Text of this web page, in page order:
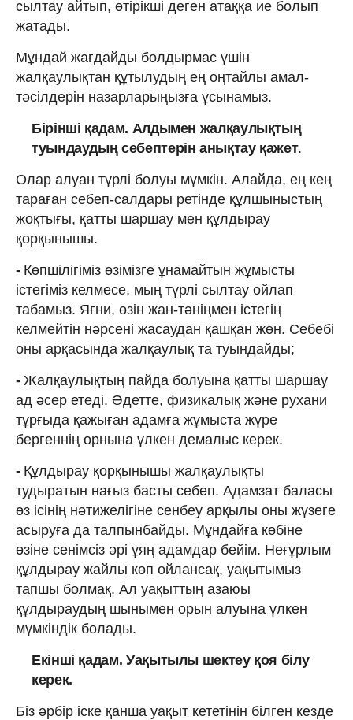
сылтау айтып, өтірікші деген атаққа ие болып
жатады.
Мұндай жағдайды болдырмас үшін
жалқаулықтан құтылудың ең оңтайлы амал-
тәсілдерін назарларыңызға ұсынамыз.
Бірінші қадам. Алдымен жалқаулықтың
туындаудың себептерін анықтау қажет.
Олар алуан түрлі болуы мүмкін. Алайда, ең кең
тараған себеп-салдары ретінде құлшыныстың
жоқтығы, қатты шаршау мен құлдырау
қорқынышы.
- Көпшілігіміз өзімізге ұнамайтын жұмысты
істегіміз келмесе, мың түрлі сылтау ойлап
табамыз. Яғни, өзін жан-тәніңмен істегің
келмейтін нәрсені жасаудан қашқан жөн. Себебі
оны арқасында жалқаулық та туындайды;
- Жалқаулықтың пайда болуына қатты шаршау
ад әсер етеді. Әдетте, физикалық және рухани
тұрғыда қажыған адамға жұмыста жүре
бергеннің орнына үлкен демалыс керек.
- Құлдырау қорқынышы жалқаулықты
тудыратын нағыз басты себеп. Адамзат баласы
өз ісінің нәтижелігіне сенбеу арқылы оны жүзеге
асыруға да талпынбайды. Мұндайға көбіне
өзіне сенімсіз әрі ұяң адамдар бейім. Неғұрлым
құлдырау жайлы көп ойлансақ, уақытымыз
тапшы болмақ. Ал уақыттың азаюы
құлдыраудың шынымен орын алуына үлкен
мүмкіндік болады.
Екінші қадам. Уақытылы шектеу қоя білу
керек.
Біз әрбір іске қанша уақыт кететінін білген кезде